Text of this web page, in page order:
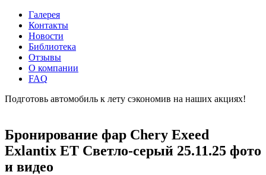
Галерея
Контакты
Новости
Библиотека
Отзывы
О компании
FAQ
Подготовь автомобиль к лету сэкономив на наших акциях!
Бронирование фар Chery Exeed
Exlantix ET Светло-серый 25.11.25 фото
и видео